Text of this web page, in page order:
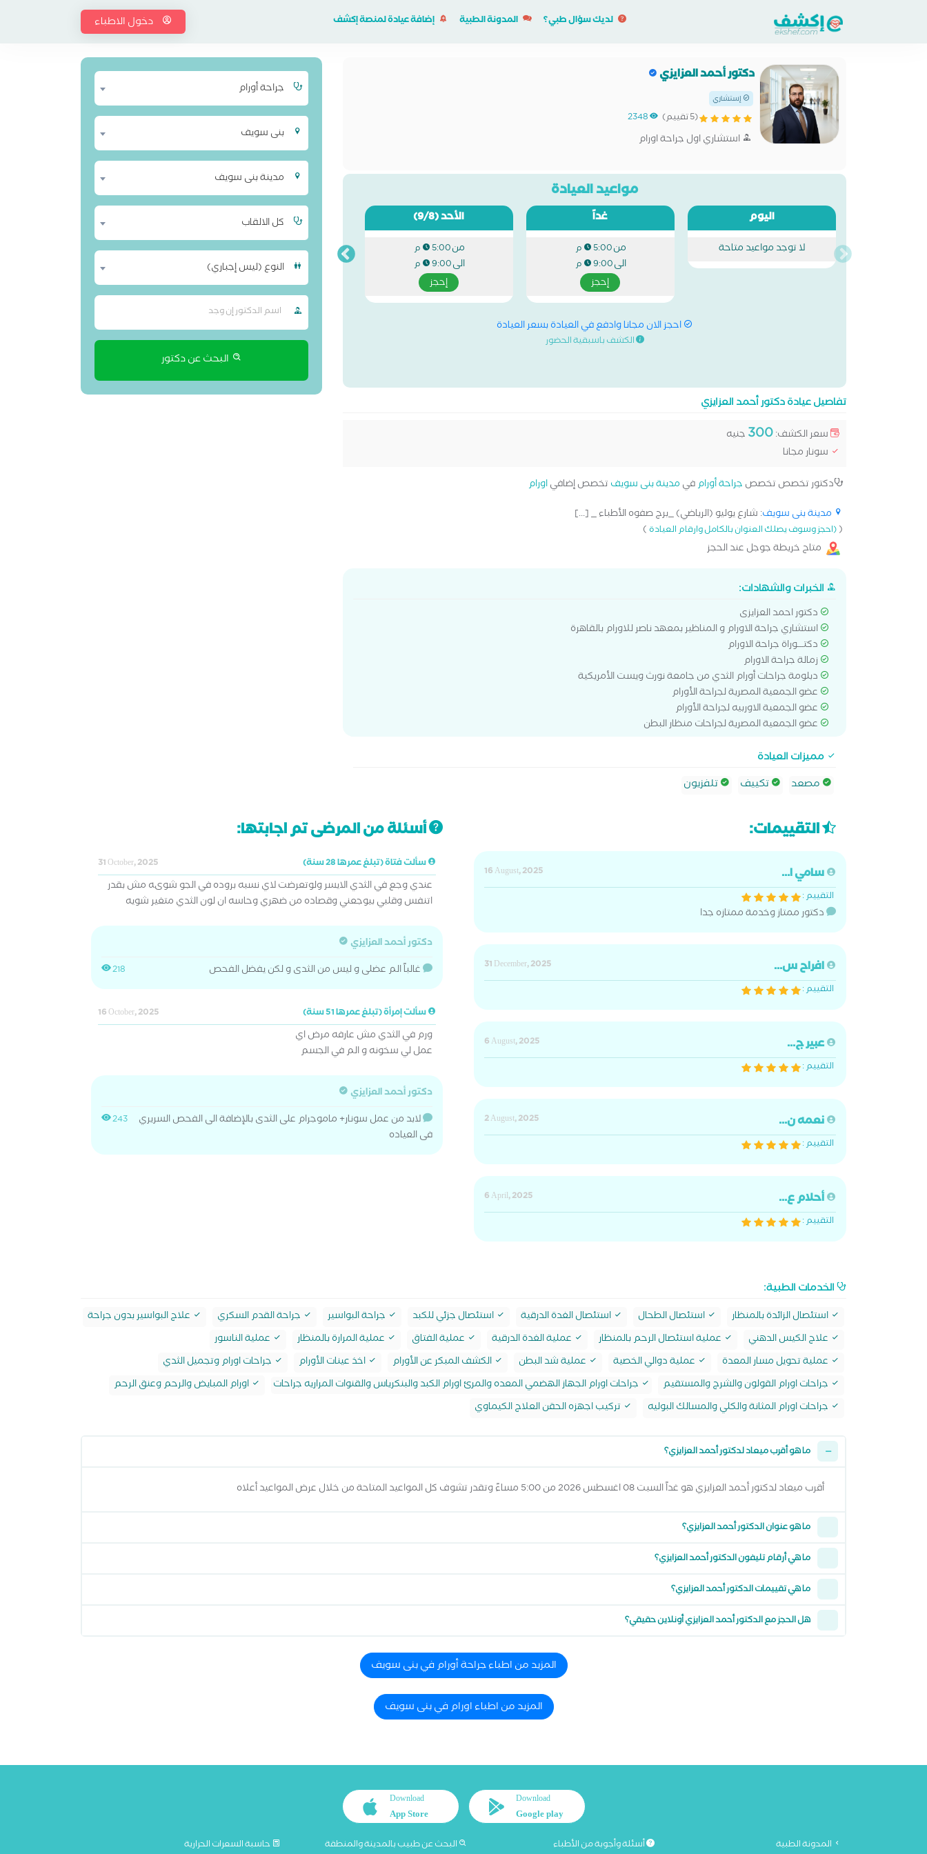
لديك سؤال طبي؟ المدونة الطبية إضافة عيادة لمنصة إكشف دخول الاطباء
دكتور أحمد العزايزي
إستشاري
(5 تقييم) 2348
استشاري اول جراحة اورام
مواعيد العيادة
اليوم
لا توجد مواعيد متاحة
غداً
من5:00 م
الى9:00 م
إحجز
الأحد(9/8)
من5:00 م
الى9:00 م
إحجز
احجز الان مجانا وادفع في العيادة بسعر العيادة
الكشف باسبقية الحضور
تفاصيل عيادة دكتور أحمد العزايزي
سعر الكشف:300 جنيه
سونار مجانا
دكتور تخصص تخصص جراحة أورامفي مدينة بنى سويف تخصص إضافياورام
مدينة بنى سويف: شارع يوليو (الرياضي) _برج صفوه الأطباء _ [...]
((احجز وسوف يصلك العنوان بالكامل وارقام العيادة)
متاح خريطة جوجل عند الحجز
الخبرات والشهادات:
دكتور احمد العزايزى
استشاري جراحة الاورام و المناظير بمعهد ناصر للاورام بالقاهرة
دكتـــوراة جراحة الاورام
زمالة جراحة الاورام
دبلومة جراحات أورام الثدي من جامعة نورث ويست الأمريكية
عضو الجمعية المصرية لجراحة الأورام
عضو الجمعية الاوربيه لجراحة الأورام
عضو الجمعية المصرية لجراحات منظار البطن
مميزات العيادة
مصعد
تكييف تلفزيون
جراحة أورام
بنى سويف
مدينة بنى سويف
كل الالقاب
النوع (ليس إجباري)
البحث عن دكتور
التقييمات:
سامي ا...
16 August, 2025
التقييم :
دكتور ممتاز وخدمة ممتازه جدا
افراح س...
31 December, 2025
التقييم :
عبير ج...
6 August, 2025
التقييم :
نعمه ن...
2 August, 2025
التقييم :
أحلام ع...
6 April, 2025
التقييم :
أسئلة من المرضى تم اجابتها:
سألت فتاة (تبلغ عمرها 28 سنة) 31 October, 2025
عندي وجع في الثدي الايسر ولوتعرضت لاي نسبه بروده في الجو شوىه مش بقدر
اتنفس وقلبي بيوجعني وقصاده من ضهري وحاسه ان لون الثدي متغير شويه
دكتور أحمد العزايزي
218 غالباً الم عضلى و ليس من الثدى و لكن يفضل الفحص
سألت إمرأة (تبلغ عمرها 51 سنة) 16 October, 2025
ورم في الثدي مش عارفه مرض اي
عمل لي سخونه و الم في الجسم
دكتور أحمد العزايزي
243
لابد من عمل سونار+ ماموجرام على الثدى بالإضافة الى الفحص السريري
فى العياده
الخدمات الطبية:
استئصال الزائدة بالمنظار استئصال الطحال استئصال الغدة الدرقية استئصال جزئي للكبد جراحة البواسير جراحة القدم السكري
علاج البواسير بدون جراحة
علاج الكيس الدهني
عملية استئصال الرحم بالمنظار عملية الغدة الدرقية عملية الفتاق عملية المرارة بالمنظار
عملية الناسور
عملية تحويل مسار المعدة
عملية دوالي الخصية عملية شد البطن الكشف المبكر عن الأورام اخذ عينات الأورام
جراحات اورام وتجميل الثدي
جراحات اورام القولون والشرج والمستقيم
جراحات اورام الجهاز الهضمي المعده والمرئ اورام الكبد والبنكرياس والقنوات المراريه جراحات
اورام المبايض والرحم وعنق الرحم
جراحات اورام المثانة والكلي والمسالك البوليه
تركيب اجهزه الحقن العلاج الكيماوي
ما هو أقرب ميعاد لدكتور أحمد العزايزي؟
أقرب ميعاد لدكتور أحمد العزايزي هو غداً السبت 08 اغسطس 2026 من 5:00 مساءً وتقدر تشوف كل المواعيد المتاحة من خلال عرض المواعيد أعلاه
ما هو عنوان الدكتور أحمد العزايزي؟
ما هي أرقام تليفون الدكتور أحمد العزايزي؟
ما هي تقييمات الدكتور أحمد العزايزي؟
هل الحجز مع الدكتور أحمد العزايزي أونلاين حقيقي؟
المزيد من اطباء جراحة أورام في بنى سويف
المزيد من اطباء اورام في بنى سويف
Download
Google play
Download
App Store
المدونة الطبية أسئلة وأجوبة من الأطباء البحث عن طبيب بالمدينة والمنطقة حاسبة السعرات الحرارية